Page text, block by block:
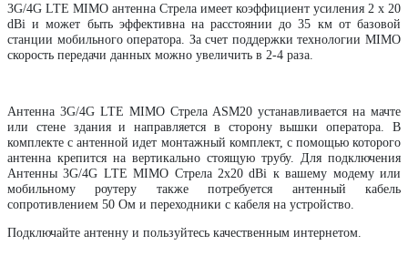
3G/4G LTE MIMO антенна Стрела имеет коэффициент усиления 2 x 20
dBi и может быть эффективна на расстоянии до 35 км от базовой
станции мобильного оператора. За счет поддержки технологии MIMO
скорость передачи данных можно увеличить в 2-4 раза.
Антенна 3G/4G LTE MIMO Стрела ASM20 устанавливается на мачте
или стене здания и направляется в сторону вышки оператора. В
комплекте с антенной идет монтажный комплект, с помощью которого
антенна крепится на вертикально стоящую трубу. Для подключения
Антенны 3G/4G LTE MIMO Стрела 2x20 dBi к вашему модему или
мобильному роутеру также потребуется антенный кабель
сопротивлением 50 Ом и переходники с кабеля на устройство.
Подключайте антенну и пользуйтесь качественным интернетом.